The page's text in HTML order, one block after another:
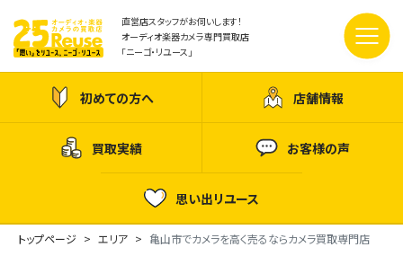
直営店スタッフがお伺いします！
オーディオ楽器カメラ専門買取店
「ニーゴ・リユース」
初めての方へ 店舗情報
買取実績 お客様の声
思い出リユース
トップページ エリア 亀山市でカメラを高く売るならカメラ買取専門店